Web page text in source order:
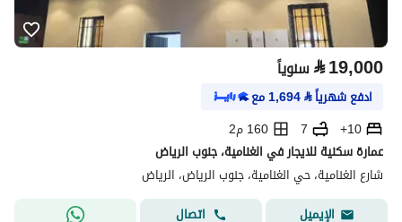
⃁19,000 سنوياً
ادفع شهرياً⃁
1,694مع
10+
7
160 م2
عمارة سكنية للايجار في الغنامية، جنوب الرياض
شارع الغنامية، حي الغنامية، جنوب الرياض، الرياض
الإيميل
اتصال